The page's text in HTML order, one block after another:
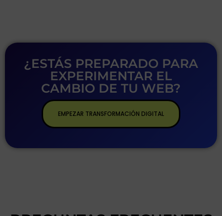
¿ESTÁS PREPARADO PARA
EXPERIMENTAR EL
CAMBIO DE TU WEB?
EMPEZAR TRANSFORMACIÓN DIGITAL